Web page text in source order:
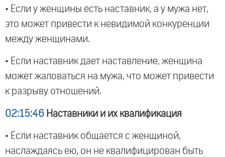
• Если у женщины есть наставник, а у мужа нет,
это может привести к невидимой конкуренции
между женщинами.
• Если наставник дает наставление, женщина
может жаловаться на мужа, что может привести
к разрыву отношений.
02:15:46 Наставники и их квалификация
• Если наставник общается с женщиной,
наслаждаясь ею, он не квалифицирован быть